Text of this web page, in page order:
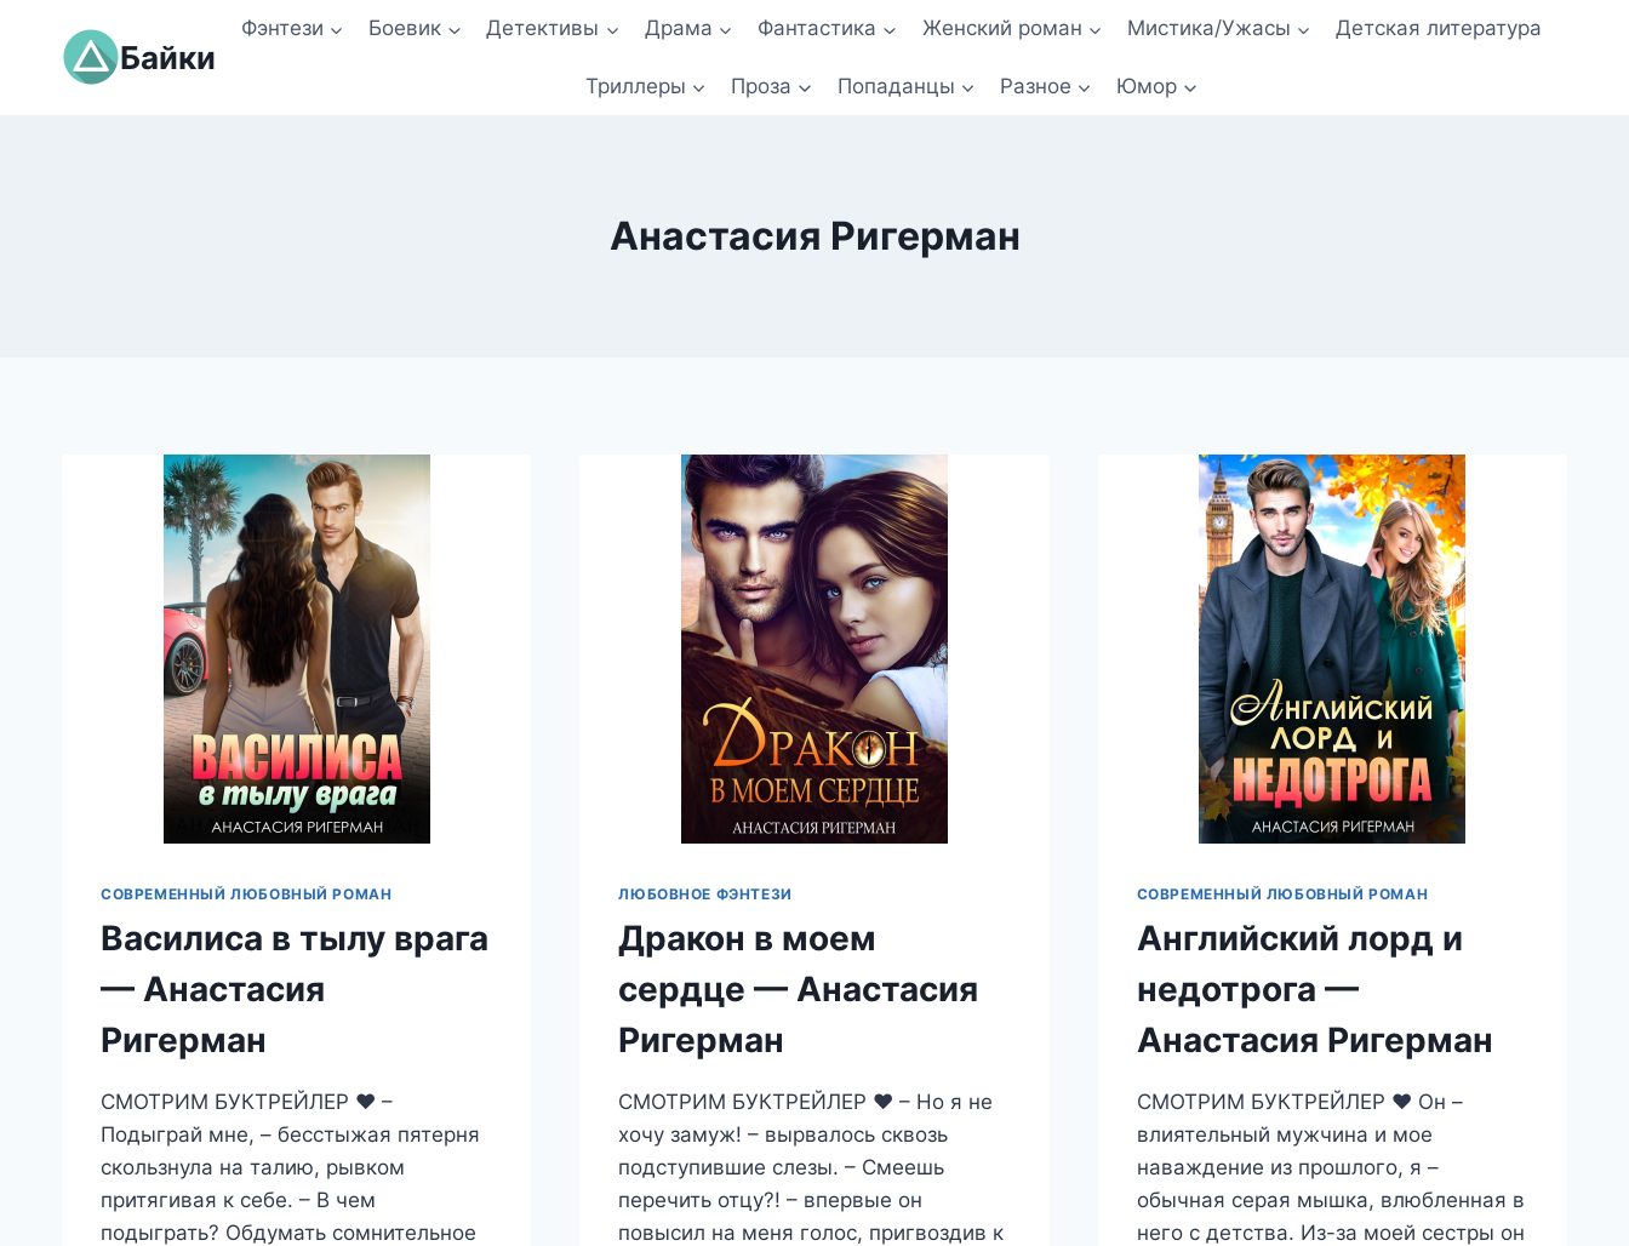
содержимому
Байки
Фэнтези Боевик Детективы Драма Фантастика Женский роман Мистика/Ужасы Детская литература
Триллеры Проза Попаданцы Разное Юмор
Анастасия Ригерман
СОВРЕМЕННЫЙ ЛЮБОВНЫЙ РОМАН
Василиса в тылу врага
— Анастасия
Ригерман
СМОТРИМ БУКТРЕЙЛЕР ❤️ –
Подыграй мне, – бесстыжая пятерня
скользнула на талию, рывком
притягивая к себе. – В чем
подыграть? Обдумать сомнительное
ЛЮБОВНОЕ ФЭНТЕЗИ
Дракон в моем
сердце — Анастасия
Ригерман
СМОТРИМ БУКТРЕЙЛЕР ❤️ – Но я не
хочу замуж! – вырвалось сквозь
подступившие слезы. – Смеешь
перечить отцу?! – впервые он
повысил на меня голос, пригвоздив к
СОВРЕМЕННЫЙ ЛЮБОВНЫЙ РОМАН
Английский лорд и
недотрога —
Анастасия Ригерман
СМОТРИМ БУКТРЕЙЛЕР ❤️ Он –
влиятельный мужчина и мое
наваждение из прошлого, я –
обычная серая мышка, влюбленная в
него с детства. Из-за моей сестры он